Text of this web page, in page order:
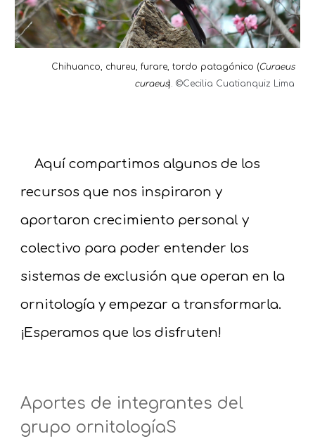
Chihuanco, chureu, furare, tordo patagónico (Curaeus
curaeus). ©Cecilia Cuatianquiz Lima
Aquí compartimos algunos de los
recursos que nos inspiraron y
aportaron crecimiento personal y
colectivo para poder entender los
sistemas de exclusiónque operan en la
ornitología y empezar a transformarla.
¡Esperamos que los disfruten!
Aportes de integrantes del
grupo ornitologíaS